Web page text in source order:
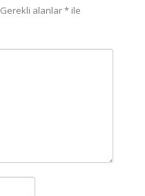
Gerekli alanlar* ile